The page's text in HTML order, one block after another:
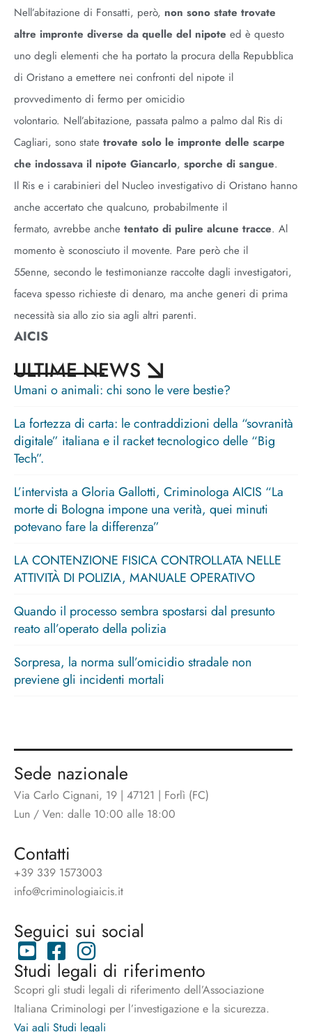
Nell’abitazione di Fonsatti, però, non sono state trovate
altre impronte diverse da quelle del nipote ed è questo
uno degli elementi che ha portato la procura della Repubblica
di Oristano a emettere nei confronti del nipote il
provvedimento di fermo per omicidio
volontario. Nell’abitazione, passata palmo a palmo dal Ris di
Cagliari, sono state trovate solo le impronte delle scarpe
che indossava il nipote Giancarlo, sporche di sangue.
Il Ris e i carabinieri del Nucleo investigativo di Oristano hanno
anche accertato che qualcuno, probabilmente il
fermato, avrebbe anche tentato di pulire alcune tracce. Al
momento è sconosciuto il movente. Pare però che il
55enne, secondo le testimonianze raccolte dagli investigatori,
faceva spesso richieste di denaro, ma anche generi di prima
necessità sia allo zio sia agli altri parenti.
AICIS
ULTIME NEWS
Umani o animali: chi sono le vere bestie?
La fortezza di carta: le contraddizioni della “sovranità
digitale” italiana e il racket tecnologico delle “Big
Tech”.
L’intervista a Gloria Gallotti, Criminologa AICIS “La
morte di Bologna impone una verità, quei minuti
potevano fare la differenza”
LA CONTENZIONE FISICA CONTROLLATA NELLE
ATTIVITÀ DI POLIZIA, MANUALE OPERATIVO
Quando il processo sembra spostarsi dal presunto
reato all’operato della polizia
Sorpresa, la norma sull’omicidio stradale non
previene gli incidenti mortali
Sede nazionale
Via Carlo Cignani, 19 | 47121 | Forlì (FC)
Lun / Ven: dalle 10:00 alle 18:00
Contatti
+39 339 1573003
info@criminologiaicis.it
Seguici sui social
Studi legali di riferimento
Scopri gli studi legali di riferimento dell’Associazione
Italiana Criminologi per l’investigazione e la sicurezza.
Vai agli Studi legali